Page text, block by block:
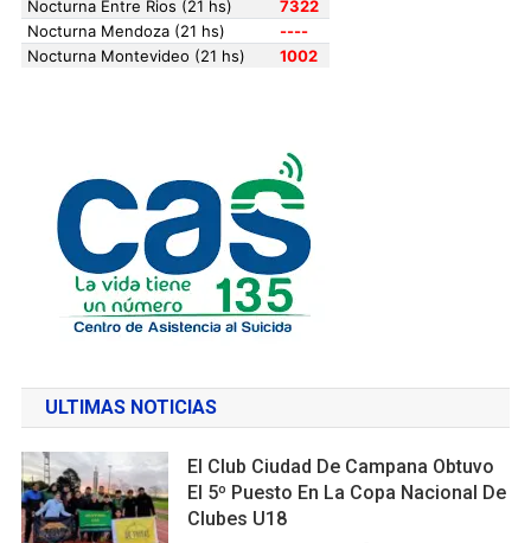
ULTIMAS NOTICIAS
El Club Ciudad De Campana Obtuvo
El 5º Puesto En La Copa Nacional De
Clubes U18